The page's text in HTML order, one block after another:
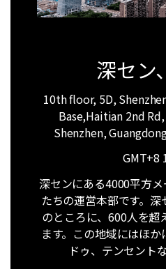
写真の復元方法
動画の修復方法
iOSアプデ対策
位置追跡
深セン
10th floor, 5D,
Base,Haitian 2nd
Shenzhen,
GMT+8
深センにある4000平方
たちの運営本部です。
のところに、600人を超
ます。この地域にはほ
ドゥ、テンセント